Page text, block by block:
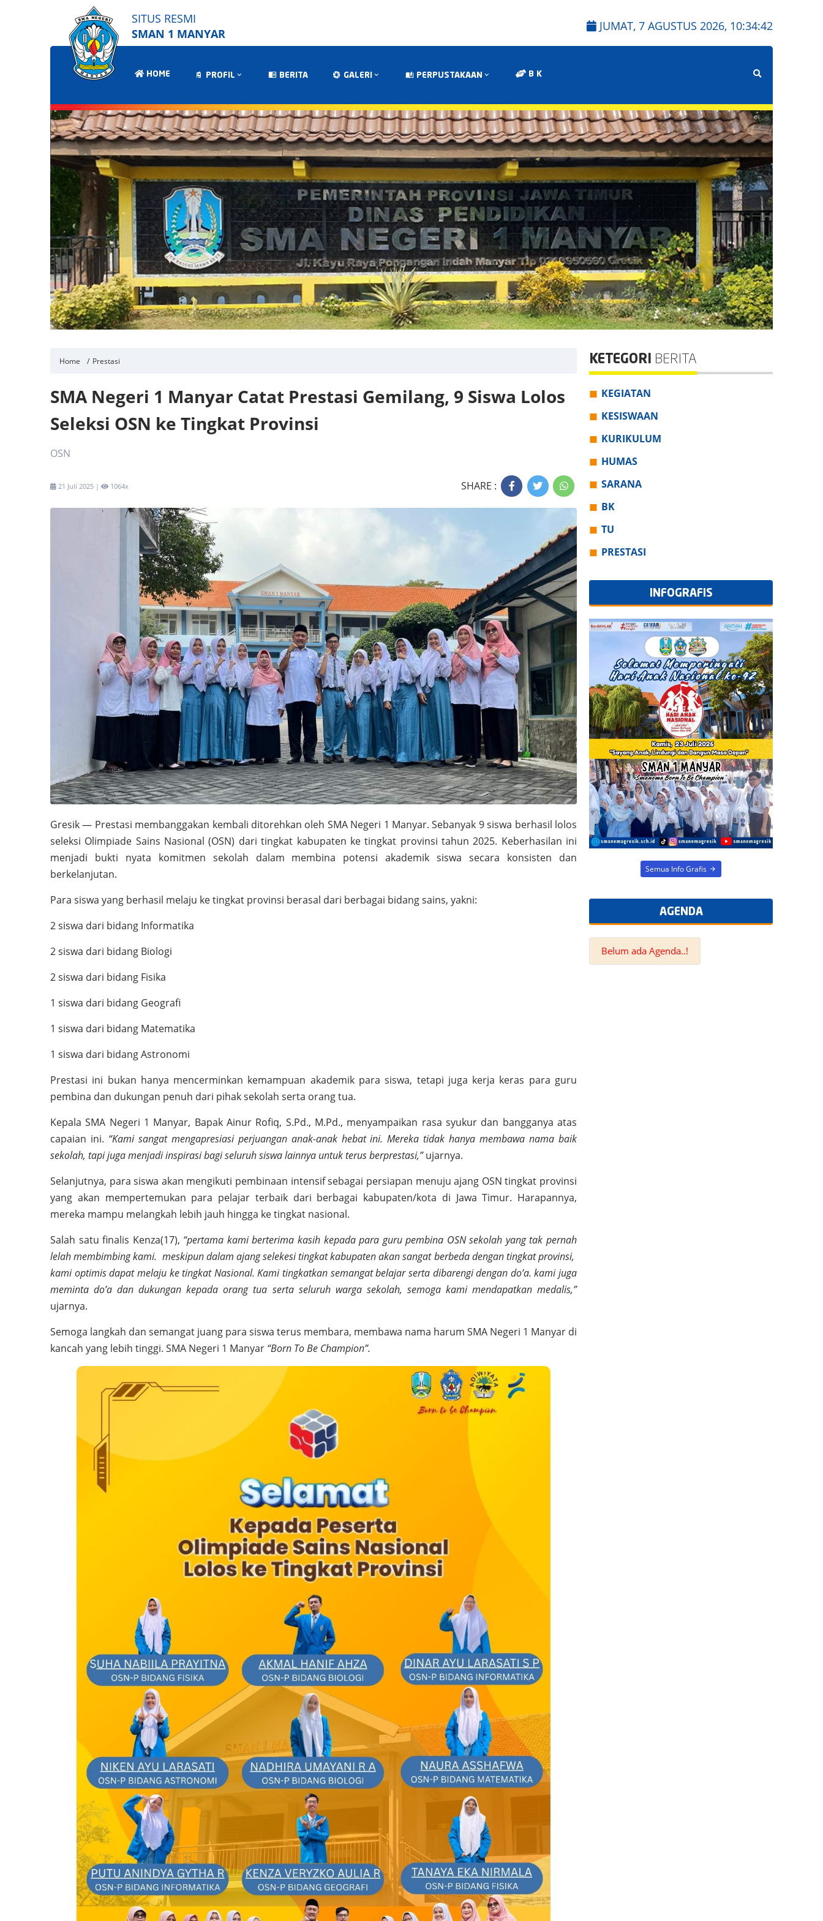
SITUS RESMI
SMAN 1 MANYAR
JUMAT, 7 AGUSTUS 2026, 10:34:44
HOME PROFIL BERITA GALERI PERPUSTAKAAN B K
Home Prestasi
SMA Negeri 1 Manyar Catat Prestasi Gemilang, 9 Siswa Lolos
Seleksi OSN ke Tingkat Provinsi
OSN
21 Juli 2025 | 1064x SHARE :
Gresik — Prestasi membanggakan kembali ditorehkan oleh SMA Negeri 1 Manyar. Sebanyak 9 siswa berhasil lolos
seleksi Olimpiade Sains Nasional (OSN) dari tingkat kabupaten ke tingkat provinsi tahun 2025. Keberhasilan ini
menjadi bukti nyata komitmen sekolah dalam membina potensi akademik siswa secara konsisten dan
berkelanjutan.
Para siswa yang berhasil melaju ke tingkat provinsi berasal dari berbagai bidang sains, yakni:
2 siswa dari bidang Informatika
2 siswa dari bidang Biologi
2 siswa dari bidang Fisika
1 siswa dari bidang Geografi
1 siswa dari bidang Matematika
1 siswa dari bidang Astronomi
Prestasi ini bukan hanya mencerminkan kemampuan akademik para siswa, tetapi juga kerja keras para guru
pembina dan dukungan penuh dari pihak sekolah serta orang tua.
Kepala SMA Negeri 1 Manyar, Bapak Ainur Rofiq, S.Pd., M.Pd., menyampaikan rasa syukur dan bangganya atas
capaian ini. “Kami sangat mengapresiasi perjuangan anak-anak hebat ini. Mereka tidak hanya membawa nama baik
sekolah, tapi juga menjadi inspirasi bagi seluruh siswa lainnya untuk terus berprestasi,”ujarnya.
Selanjutnya, para siswa akan mengikuti pembinaan intensif sebagai persiapan menuju ajang OSN tingkat provinsi
yang akan mempertemukan para pelajar terbaik dari berbagai kabupaten/kota di Jawa Timur. Harapannya,
mereka mampu melangkah lebih jauh hingga ke tingkat nasional.
Salah satu finalis Kenza(17), “pertama kami berterima kasih kepada para guru pembina OSN sekolah yang tak pernah
lelah membimbing kami. meskipun dalam ajang selekesi tingkat kabupaten akan sangat berbeda dengan tingkat provinsi,
kami optimis dapat melaju ke tingkat Nasional. Kami tingkatkan semangat belajar serta dibarengi dengan do’a. kami juga
meminta do’a dan dukungan kepada orang tua serta seluruh warga sekolah, semoga kami mendapatkan medalis,”
ujarnya.
Semoga langkah dan semangat juang para siswa terus membara, membawa nama harum SMA Negeri 1 Manyar di
kancah yang lebih tinggi. SMA Negeri 1 Manyar “Born To Be Champion”.
KETEGORI BERITA
KEGIATAN
KESISWAAN
KURIKULUM
HUMAS
SARANA
BK
TU
PRESTASI
INFOGRAFIS
Semua Info Grafis
AGENDA
Belum ada Agenda..!